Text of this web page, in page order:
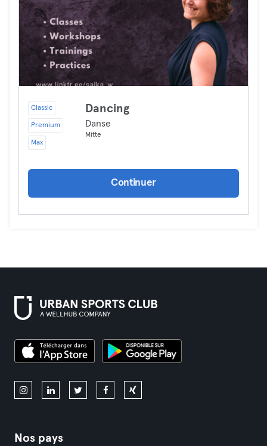
Classic
Premium
Max
Dancing
Danse
Mitte
Continuer
Nos pays